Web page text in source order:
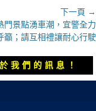
下一頁 →
門景點湧車潮，宜警全力
籲；請互相禮讓耐心行駛
我們的訊息！